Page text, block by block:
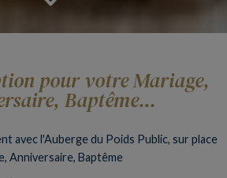
pour votre Mariage,
Baptême...
avec l'Auberge du Poids Public, sur place
Anniversaire, Baptême